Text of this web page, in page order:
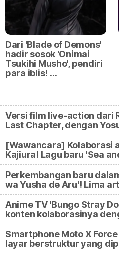
Dari 'Blade of Demons'
hadir sosok 'Onimai
Tsukihi Musho', pendiri
para iblis! …
Versi film live-action dari
Last Chapter, dengan
[Wawancara] Kolaborasi
Kajiura! Lagu baru 'Sea
Perkembangan baru
wa Yusha de Aru'! Lima
Anime TV 'Bungo Stray
konten kolaborasinya
Smartphone Moto X
layar berstruktur yang